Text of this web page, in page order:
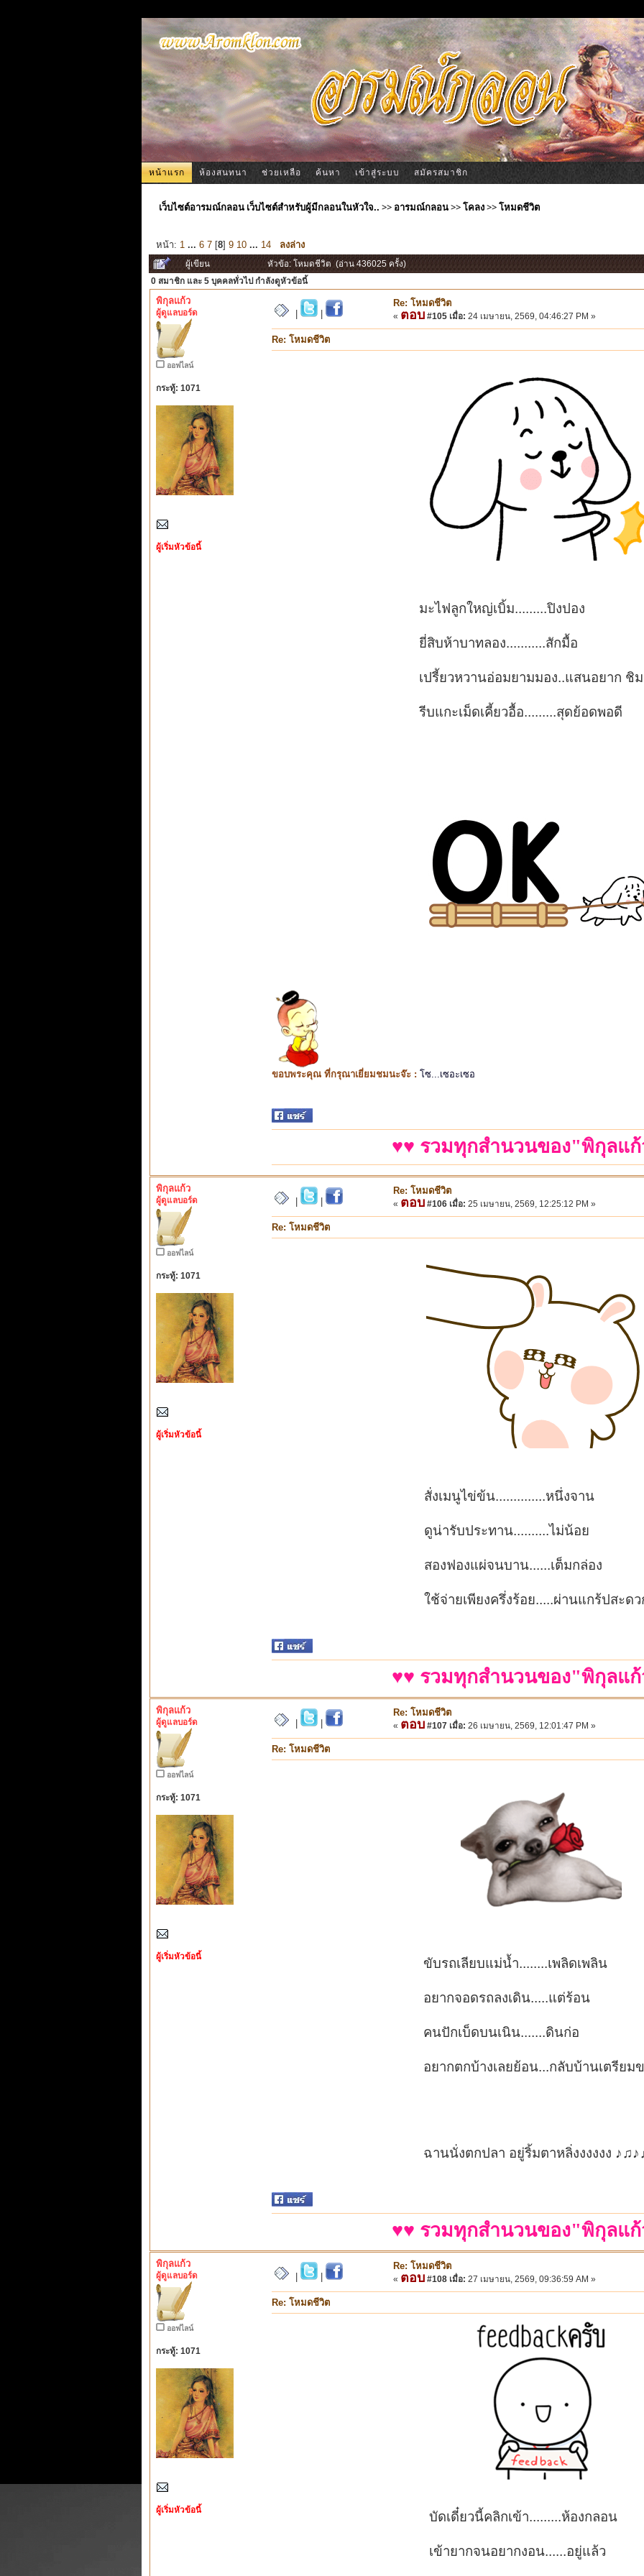
หน้าแรก ห้องสนทนา ช่วยเหลือ ค้นหา เข้าสู่ระบบ สมัครสมาชิก
เว็บไซต์อารมณ์กลอน เว็บไซต์สำหรับผู้มีกลอนในหัวใจ.. >> อารมณ์กลอน>>โคลง>>โหมดชีวิต
หน้า: 1 ... 6 7 [8] 9 10 ... 14 ลงล่าง
ผู้เขียน
หัวข้อ: โหมดชีวิต (อ่าน 436025 ครั้ง)
0 สมาชิก และ 5 บุคคลทั่วไป กำลังดูหัวข้อนี้
พิกุลแก้ว
ผู้ดูแลบอร์ด
ออฟไลน์
กระทู้: 1071
ผู้เริ่มหัวข้อนี้
Re: โหมดชีวิต
« ตอบ #105 เมื่อ: 24 เมษายน, 2569, 04:46:27 PM »
Re: โหมดชีวิต
มะไฟลูกใหญ่เบิ้ม.........ปิงปอง
ยี่สิบห้าบาทลอง...........สักมื้อ
เปรี้ยวหวานอ่อมยามมอง..แสนอยาก ชิม
รีบแกะเม็ดเคี้ยวอื้อ.........สุดย้อดพอดี
ขอบพระคุณ ที่กรุณาเยี่ยมชมนะจ๊ะ : โซ...เซอะเซอ
♥♥ รวมทุกสำนวนของ"พิกุลแ
พิกุลแก้ว
ผู้ดูแลบอร์ด
ออฟไลน์
กระทู้: 1071
ผู้เริ่มหัวข้อนี้
Re: โหมดชีวิต
« ตอบ #106 เมื่อ: 25 เมษายน, 2569, 12:25:12 PM »
Re: โหมดชีวิต
สั่งเมนูไข่ข้น..............หนึ่งจาน
ดูน่ารับประทาน..........ไม่น้อย
สองฟองแผ่จนบาน......เต็มกล่อง
ใช้จ่ายเพียงครึ่งร้อย.....ผ่านแกร้ปสะด
♥♥ รวมทุกสำนวนของ"พิกุลแ
พิกุลแก้ว
ผู้ดูแลบอร์ด
ออฟไลน์
กระทู้: 1071
ผู้เริ่มหัวข้อนี้
Re: โหมดชีวิต
« ตอบ #107 เมื่อ: 26 เมษายน, 2569, 12:01:47 PM »
Re: โหมดชีวิต
ขับรถเลียบแม่น้ำ........เพลิดเพลิน
อยากจอดรถลงเดิน.....แต่ร้อน
คนปักเบ็ดบนเนิน.......ดินก่อ
อยากตกบ้างเลยย้อน...กลับบ้านเตรียม
ฉานนั่งตกปลา อยู่ริ้มตาหลิ่งงงงงง
♥♥ รวมทุกสำนวนของ"พิกุลแ
พิกุลแก้ว
ผู้ดูแลบอร์ด
ออฟไลน์
กระทู้: 1071
ผู้เริ่มหัวข้อนี้
Re: โหมดชีวิต
« ตอบ #108 เมื่อ: 27 เมษายน, 2569, 09:36:59 AM »
Re: โหมดชีวิต
บัดเดี๋ยวนี้คลิกเข้า.........ห้องกลอน
เข้ายากจนอยากงอน......อยู่แล้ว